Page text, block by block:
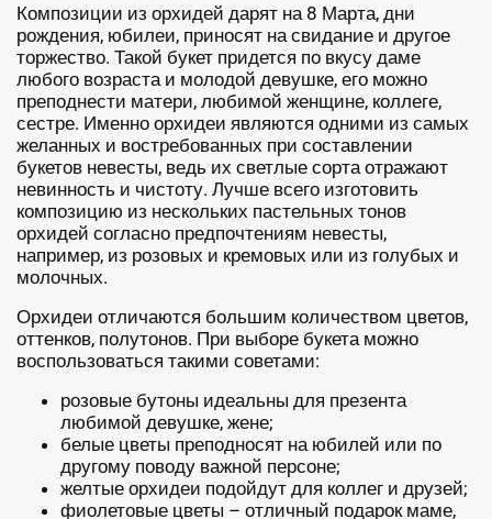
Композиции из орхидей дарят на 8 Марта, дни
рождения, юбилеи, приносят на свидание и другое
торжество. Такой букет придется по вкусу даме
любого возраста и молодой девушке, его можно
преподнести матери, любимой женщине, коллеге,
сестре. Именно орхидеи являются одними из самых
желанных и востребованных при составлении
букетов невесты, ведь их светлые сорта отражают
невинность и чистоту. Лучше всего изготовить
композицию из нескольких пастельных тонов
орхидей согласно предпочтениям невесты,
например, из розовых и кремовых или из голубых и
молочных.
Орхидеи отличаются большим количеством цветов,
оттенков, полутонов. При выборе букета можно
воспользоваться такими советами:
розовые бутоны идеальны для презента
любимой девушке, жене;
белые цветы преподносят на юбилей или по
другому поводу важной персоне;
желтые орхидеи подойдут для коллег и друзей;
фиолетовые цветы – отличный подарок маме,